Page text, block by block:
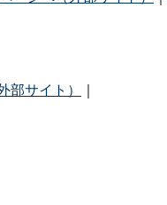
サイト） ｜